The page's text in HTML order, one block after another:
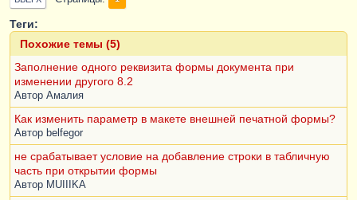
Теги:
Похожие темы (5)
Заполнение одного реквизита формы документа при
изменении другого 8.2
Автор Амалия
Как изменить параметр в макете внешней печатной формы?
Автор belfegor
не срабатывает условие на добавление строки в табличную
часть при открытии формы
Автор MUIIIKA